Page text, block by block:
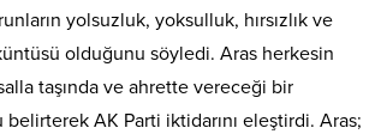
yolsuzluk, yoksulluk, hırsızlık ve
olduğunu söyledi. Aras herkesin
taşında ve ahrette vereceği bir
belirterek AK Parti iktidarını eleştirdi. Aras;